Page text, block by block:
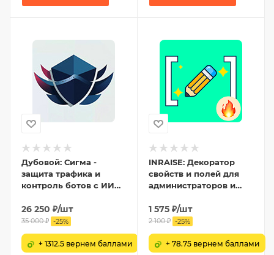
Дубовой: Сигма -
защита трафика и
контроль ботов с ИИ
26 250 ₽/шт
35 000₽ -25%
+ 1312.5 вернем баллами
INRAISE: Декоратор
свойств и полей для
администраторов и
1 575 ₽/шт
2 100₽ -25%
+ 78.75 вернем баллами